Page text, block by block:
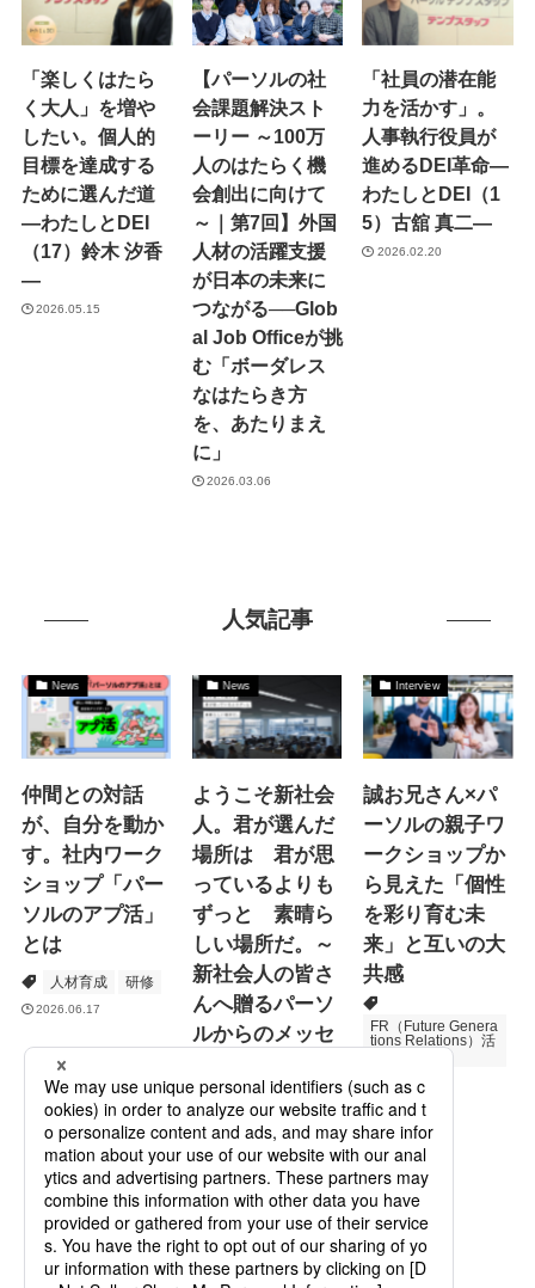
「楽しくはたら
く大人」を増や
したい。個人的
目標を達成する
ために選んだ道
―わたしとDEI
（17）鈴木 汐香
―
2026.05.15
【パーソルの社
会課題解決スト
ーリー ～100万
人のはたらく機
会創出に向けて
～｜第7回】外国
人材の活躍支援
が日本の未来に
つながる──Glob
al Job Officeが挑
む「ボーダレス
なはたらき方
を、あたりまえ
に」
2026.03.06
「社員の潜在能
力を活かす」。
人事執行役員が
進めるDEI革命―
わたしとDEI（1
5）古舘 真二―
2026.02.20
人気記事
News
仲間との対話
が、自分を動か
す。社内ワーク
ショップ「パー
ソルのアプ活」
とは
人材育成 研修
2026.06.17
News
ようこそ新社会
人。君が選んだ
場所は 君が思
っているよりも
ずっと 素晴ら
しい場所だ。～
新社会人の皆さ
んへ贈るパーソ
ルからのメッセ
Specialized Servic
es
プロモーション
Interview
誠お兄さん×パ
ーソルの親子ワ
ークショップか
ら見えた「個性
を彩り育む未
来」と互いの大
共感
FR（Future Genera
tions Relations）活
次世代育成
2026.06.16